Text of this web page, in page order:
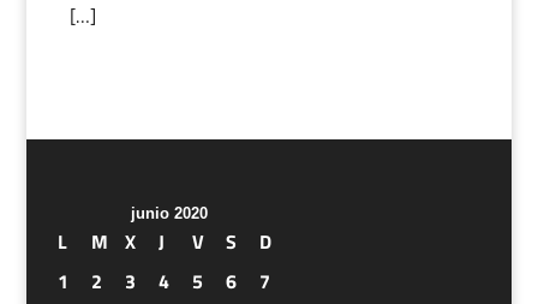
[…]
junio 2020
L M X J V S
D
1
2 3 4 5 6
7